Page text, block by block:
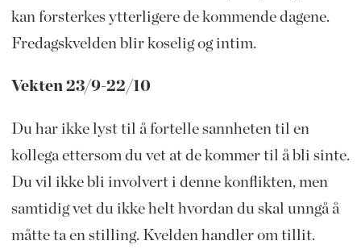
kan forsterkes ytterligere de kommende dagene.
Fredagskvelden blir koselig og intim.
Vekten 23/9-22/10
Du har ikke lyst til å fortelle sannheten til en
kollega ettersom du vet at de kommer til å bli sinte.
Du vil ikke bli involvert i denne konflikten, men
samtidig vet du ikke helt hvordan du skal unngå å
måtte ta en stilling. Kvelden handler om tillit.